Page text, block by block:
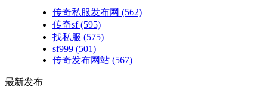
传奇私服发布网 (562)
传奇sf(595)
找私服 (575)
sf999 (501)
传奇发布网站 (567)
最新发布